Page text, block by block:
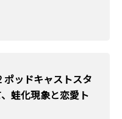
ッドキャストスタ
蛙化現象と恋愛ト